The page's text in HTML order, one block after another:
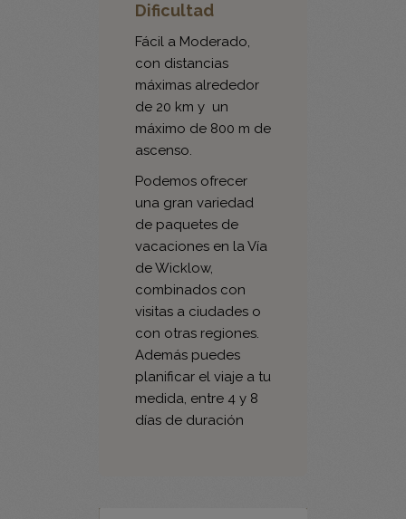
con distancias
máximas alrededor
de 20 km y un
máximo de 800 m de
ascenso.
Podemos ofrecer
una gran variedad
de paquetes de
vacaciones en la Vía
de Wicklow,
combinados con
visitas a ciudades o
con otras regiones.
Además puedes
planificar el viaje a tu
medida, entre 4 y 8
días de duración